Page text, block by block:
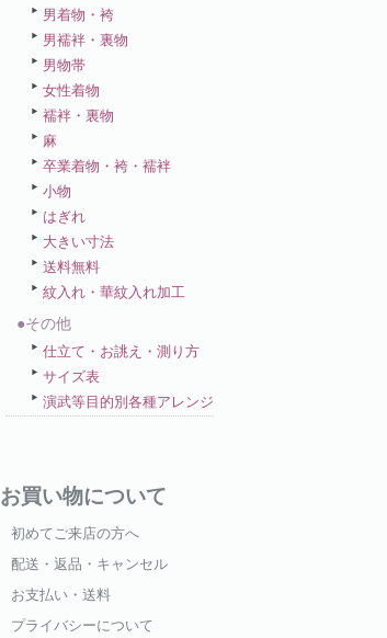
男着物・袴
男襦袢・裏物
男物帯
女性着物
襦袢・裏物
麻
卒業着物・袴・襦袢
小物
はぎれ
大きい寸法
送料無料
紋入れ・華紋入れ加工
●その他
仕立て・お誂え・測り方
サイズ表
演武等目的別各種アレンジ
お買い物について
初めてご来店の方へ
配送・返品・キャンセル
お支払い・送料
プライバシーについて